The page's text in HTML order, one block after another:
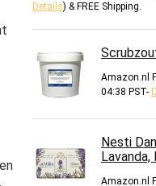
Details) & FREE Shipping.
Amazon.nl
04:38 PST-
Nesti
Amazon.nl